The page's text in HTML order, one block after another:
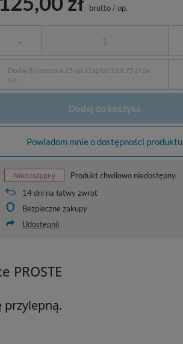
brutto/op.
-
Dodaj do koszyka 15 op. i zapłać 118,75 zł za
op.
Dodaj do koszyka
Powiadom mnie o dostępności produktu
Produkt chwilowo niedostępny.
14dni na łatwy zwrot
Bezpieczne zakupy
Udostępnij
PROSTE
przylepną.